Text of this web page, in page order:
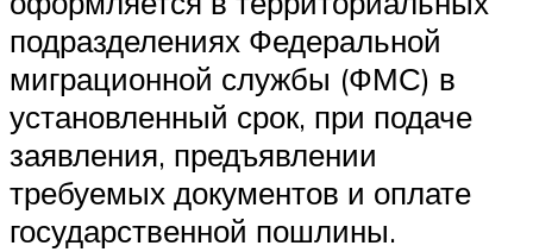
подразделениях Федеральной
миграционной службы (ФМС) в
установленный срок, при подаче
заявления, предъявлении
требуемых документов и оплате
государственной пошлины.